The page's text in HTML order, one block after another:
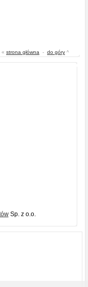
« strona główna - do góry ^
Sp. z o.o.